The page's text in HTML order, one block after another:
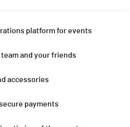
platform for events
team and your friends
accessories
payments